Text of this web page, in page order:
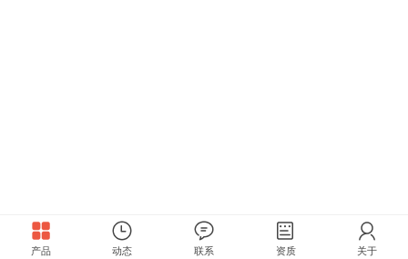
产品 动态 联系 资质 关于